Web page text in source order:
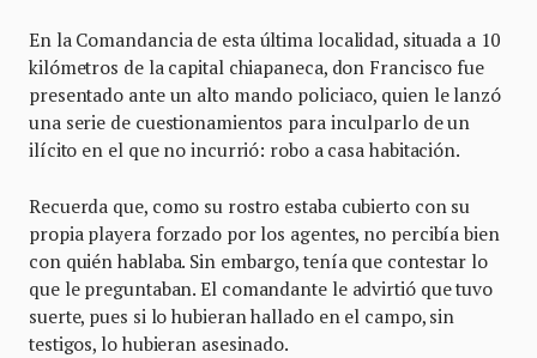
En la Comandancia de esta última localidad, situada a 10
kilómetros de la capital chiapaneca, don Francisco fue
presentado ante un alto mando policiaco, quien le lanzó
una serie de cuestionamientos para inculparlo de un
ilícito en el que no incurrió: robo a casa habitación.
Recuerda que, como su rostro estaba cubierto con su
propia playera forzado por los agentes, no percibía bien
con quién hablaba. Sin embargo, tenía que contestar lo
que le preguntaban. El comandante le advirtió que tuvo
suerte, pues si lo hubieran hallado en el campo, sin
testigos, lo hubieran asesinado.